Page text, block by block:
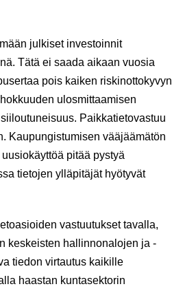
julkiset investoinnit
Tätä ei saada aikaan vuosia
pois kaiken riskinottokyvyn
ulosmittaamisen
Paikkatietovastuu
Kaupungistumisen vääjäämätön
pitää pystyä
tietojen ylläpitäjät hyötyvät
vastuutukset tavalla,
keskeisten hallinnonalojen ja -
tiedon virtautus kaikille
haastan kuntasektorin